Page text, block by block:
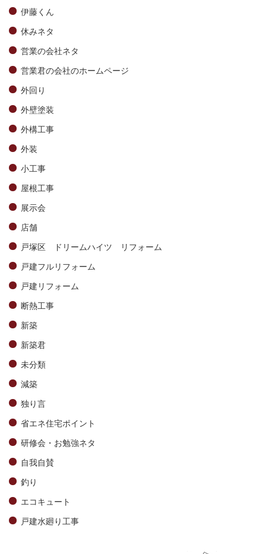
伊藤くん
休みネタ
営業の会社ネタ
営業君の会社のホームページ
外回り
外壁塗装
外構工事
外装
小工事
屋根工事
展示会
店舗
戸塚区 ドリームハイツ リフォーム
戸建フルリフォーム
戸建リフォーム
断熱工事
新築
新築君
未分類
減築
独り言
省エネ住宅ポイント
研修会・お勉強ネタ
自我自賛
釣り
エコキュート
戸建水廻り工事